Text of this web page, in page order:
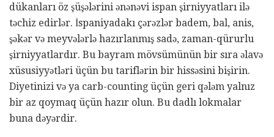
dükanları öz şüşələrini ənənəvi ispan şirniyyatları ilə
təchiz edirlər. İspaniyadakı çərəzlər badem, bal, anis,
şəkər və meyvələrlə hazırlanmış sadə, zaman-qürurlu
şirniyyatlardır. Bu bayram mövsümünün bir sıra əlavə
xüsusiyyətləri üçün bu tariflərin bir hissəsini bişirin.
Diyetinizi və ya carb-counting üçün geri qələm yalnız
bir az qoymaq üçün hazır olun. Bu dadlı lokmalar
buna dəyərdir.